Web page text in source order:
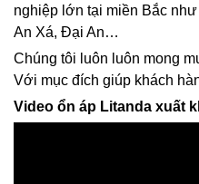
nghiệp lớn tại miền Bắc
An Xá, Đại An…
Chúng tôi luôn luôn mong
Với mục đích giúp khách
Video ổn áp Litanda xuất